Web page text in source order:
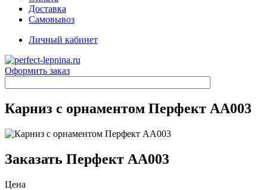
Доставка
Самовывоз
Личный кабинет
Оформить заказ
Карниз с орнаментом Перфект AA003
Заказать Перфект AA003
Цена